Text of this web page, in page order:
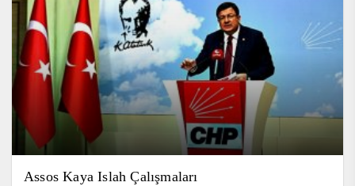
Assos Kaya Islah Çalışmaları